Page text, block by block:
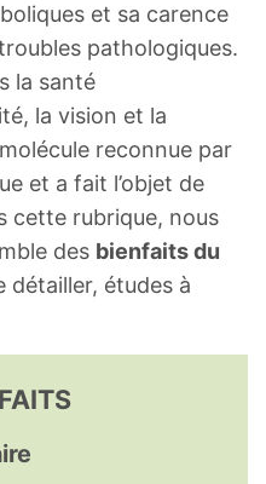
et sa carence
pathologiques.
la santé
la vision et la
reconnue par
et a fait l’objet de
cette rubrique, nous
des bienfaits du
détailler, études à